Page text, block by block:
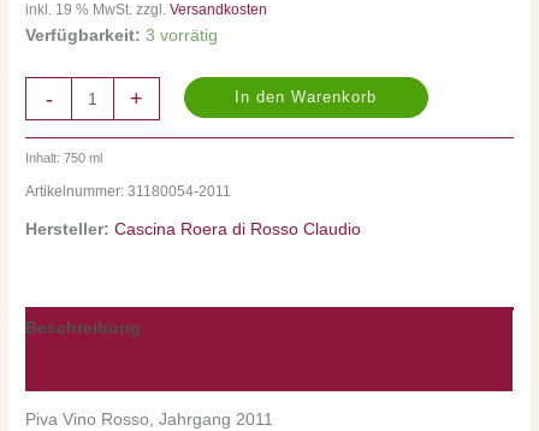
inkl. 19 % MwSt. zzgl.Versandkosten
Verfügbarkeit: 3 vorrätig
- + In den Warenkorb
Inhalt: 750ml
Artikelnummer:31180054-2011
Hersteller: Cascina Roera di Rosso Claudio
Beschreibung
Piva Vino Rosso, Jahrgang 2011